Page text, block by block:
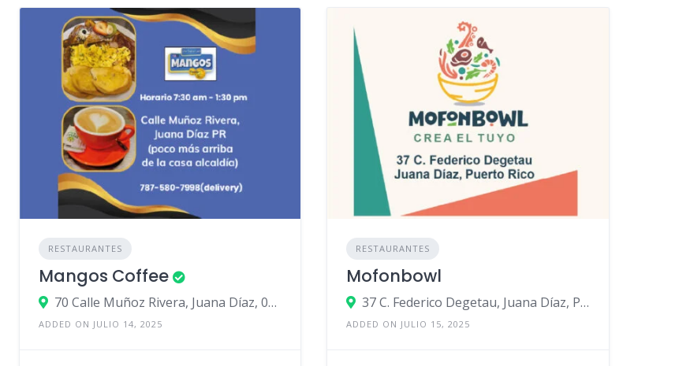
RESTAURANTES
Mangos Coffee
70 Calle Muñoz Rivera, Juana Díaz, 00795, Puerto Rico
ADDED ON JULIO 14, 2025
RESTAURANTES
Mofonbowl
37 C. Federico Degetau, Juana Díaz, Puerto Rico
ADDED ON JULIO 15, 2025